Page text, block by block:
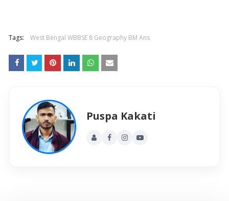
Tags: West Bengal WBBSE 8 Geography BM Ans
Puspa Kakati